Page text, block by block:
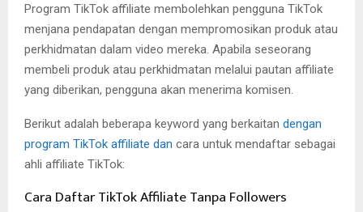
Program TikTok affiliate membolehkan pengguna TikTok
menjana pendapatan dengan mempromosikan produk atau
perkhidmatan dalam video mereka. Apabila seseorang
membeli produk atau perkhidmatan melalui pautan affiliate
yang diberikan, pengguna akan menerima komisen.
Berikut adalah beberapa keyword yang berkaitan dengan
program TikTok affiliate dan cara untuk mendaftar sebagai
ahli affiliate TikTok:
Cara Daftar TikTok Affiliate Tanpa Followers